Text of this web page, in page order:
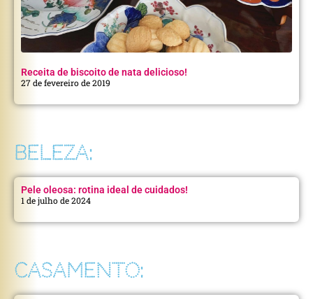
Receita de biscoito de nata delicioso!
27 de fevereiro de 2019
BELEZA:
Pele oleosa: rotina ideal de cuidados!
1 de julho de 2024
CASAMENTO: